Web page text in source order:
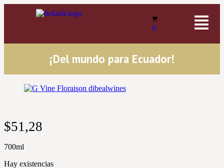
0
¡Del mundo para Ecuador!
$51,28
700ml
Hay existencias